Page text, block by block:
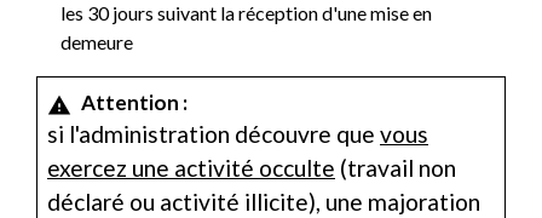
les 30 jours suivant la réception d'une mise en
demeure
warning Attention :
si l'administration découvre que vous
exercez une activité occulte (travail non
déclaré ou activité illicite), une majoration